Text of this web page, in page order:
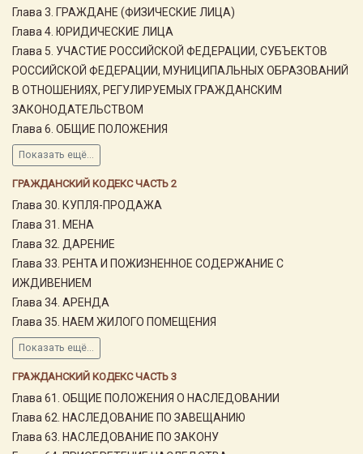
Глава 3. ГРАЖДАНЕ (ФИЗИЧЕСКИЕ ЛИЦА)
Глава 4. ЮРИДИЧЕСКИЕ ЛИЦА
Глава 5. УЧАСТИЕ РОССИЙСКОЙ ФЕДЕРАЦИИ, СУБЪЕКТОВ
РОССИЙСКОЙ ФЕДЕРАЦИИ, МУНИЦИПАЛЬНЫХ ОБРАЗОВАНИЙ
В ОТНОШЕНИЯХ, РЕГУЛИРУЕМЫХ ГРАЖДАНСКИМ
ЗАКОНОДАТЕЛЬСТВОМ
Глава 6. ОБЩИЕ ПОЛОЖЕНИЯ
Показать ещё...
ГРАЖДАНСКИЙ КОДЕКС ЧАСТЬ 2
Глава 30. КУПЛЯ-ПРОДАЖА
Глава 31. МЕНА
Глава 32. ДАРЕНИЕ
Глава 33. РЕНТА И ПОЖИЗНЕННОЕ СОДЕРЖАНИЕ С
ИЖДИВЕНИЕМ
Глава 34. АРЕНДА
Глава 35. НАЕМ ЖИЛОГО ПОМЕЩЕНИЯ
Показать ещё...
ГРАЖДАНСКИЙ КОДЕКС ЧАСТЬ 3
Глава 61. ОБЩИЕ ПОЛОЖЕНИЯ О НАСЛЕДОВАНИИ
Глава 62. НАСЛЕДОВАНИЕ ПО ЗАВЕЩАНИЮ
Глава 63. НАСЛЕДОВАНИЕ ПО ЗАКОНУ